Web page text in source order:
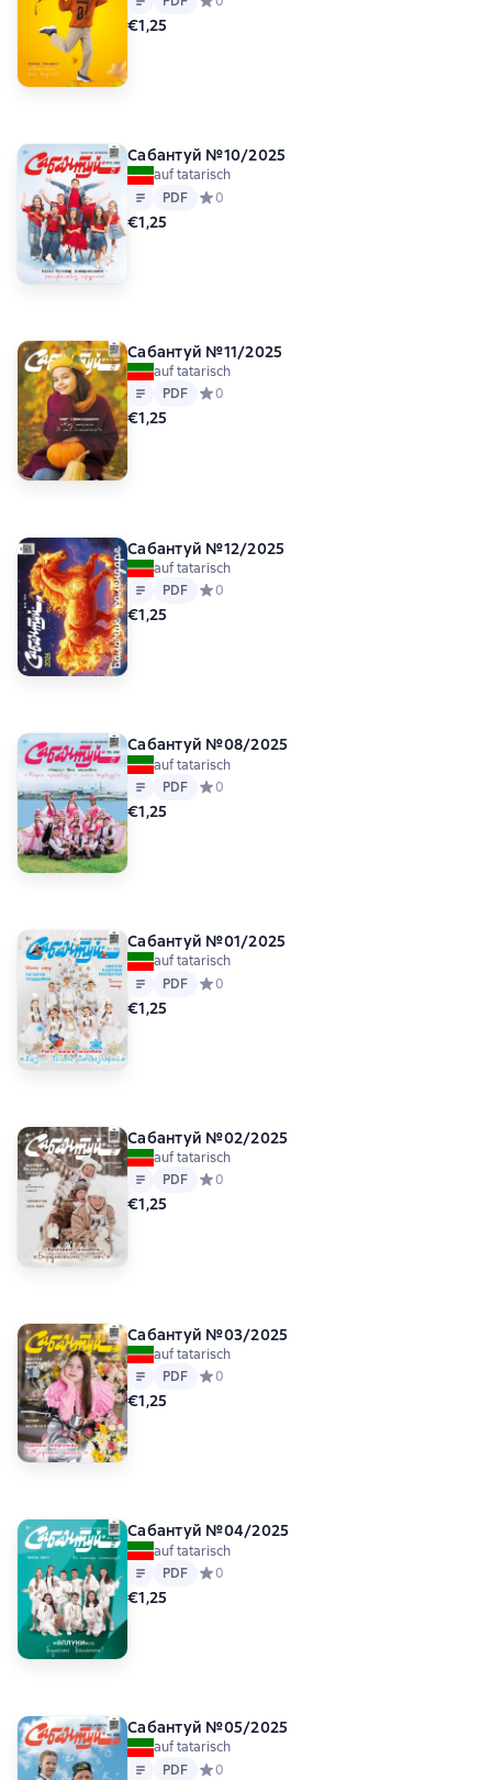
€1,25
Сабантуй №10/2025
auf tatarisch
Text
PDF
PDF Средний рейтинг 0 на основе 0 оценок
0
€1,25
Сабантуй №11/2025
auf tatarisch
Text
PDF
PDF Средний рейтинг 0 на основе 0 оценок
0
€1,25
Сабантуй №12/2025
auf tatarisch
Text
PDF
PDF Средний рейтинг 0 на основе 0 оценок
0
€1,25
Сабантуй №08/2025
auf tatarisch
Text
PDF
PDF Средний рейтинг 0 на основе 0 оценок
0
€1,25
Сабантуй №01/2025
auf tatarisch
Text
PDF
PDF Средний рейтинг 0 на основе 0 оценок
0
€1,25
Сабантуй №02/2025
auf tatarisch
Text
PDF
PDF Средний рейтинг 0 на основе 0 оценок
0
€1,25
Сабантуй №03/2025
auf tatarisch
Text
PDF
PDF Средний рейтинг 0 на основе 0 оценок
0
€1,25
Сабантуй №04/2025
auf tatarisch
Text
PDF
PDF Средний рейтинг 0 на основе 0 оценок
0
€1,25
Сабантуй №05/2025
auf tatarisch
Text
PDF
PDF Средний рейтинг 0 на основе 0 оценок
0